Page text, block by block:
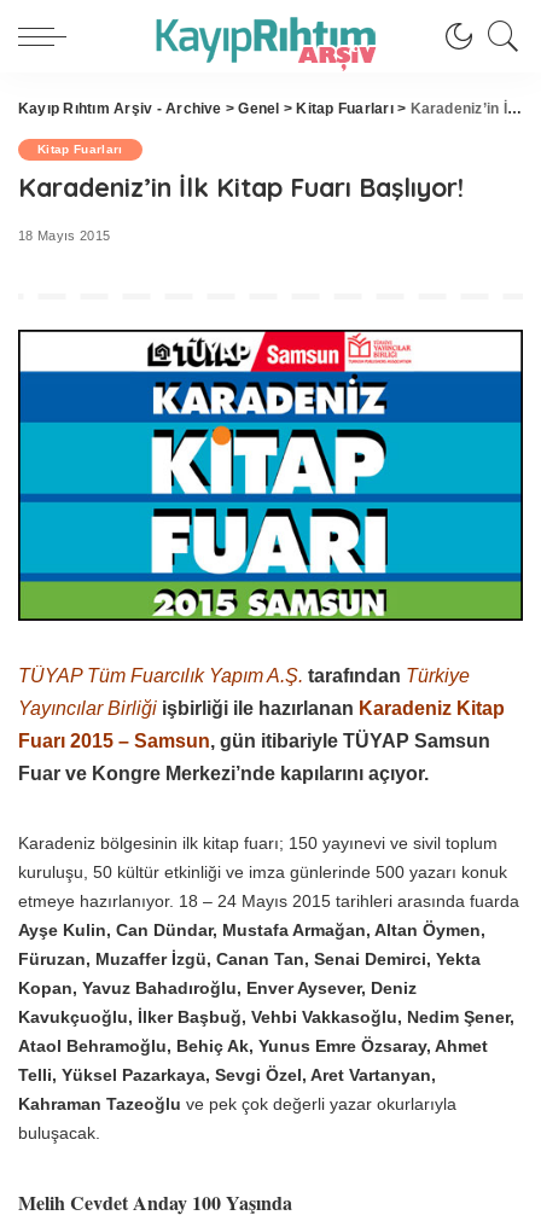
Kayıp Rıhtım Arşiv - Archive >Genel > Kitap Fuarları> Karadeniz’in İlk Kitap Fuarı Başlıyor!
Kitap Fuarları
Karadeniz’in İlk Kitap Fuarı Başlıyor!
18 Mayıs 2015
TÜYAP Tüm Fuarcılık Yapım A.Ş. tarafından Türkiye
Yayıncılar Birliği işbirliği ile hazırlanan Karadeniz Kitap
Fuarı 2015 – Samsun, gün itibariyle TÜYAP Samsun
Fuar ve Kongre Merkezi’nde kapılarını açıyor.
Karadeniz bölgesinin ilk kitap fuarı; 150 yayınevi ve sivil toplum
kuruluşu, 50 kültür etkinliği ve imza günlerinde 500 yazarı konuk
etmeye hazırlanıyor. 18 – 24 Mayıs 2015 tarihleri arasında fuarda
Ayşe Kulin, Can Dündar, Mustafa Armağan, Altan Öymen,
Füruzan, Muzaffer İzgü, Canan Tan, Senai Demirci, Yekta
Kopan, Yavuz Bahadıroğlu, Enver Aysever, Deniz
Kavukçuoğlu, İlker Başbuğ, Vehbi Vakkasoğlu, Nedim Şener,
Ataol Behramoğlu, Behiç Ak, Yunus Emre Özsaray, Ahmet
Telli, Yüksel Pazarkaya, Sevgi Özel, Aret Vartanyan,
Kahraman Tazeoğlu ve pek çok değerli yazar okurlarıyla
buluşacak.
Melih Cevdet Anday 100 Yaşında